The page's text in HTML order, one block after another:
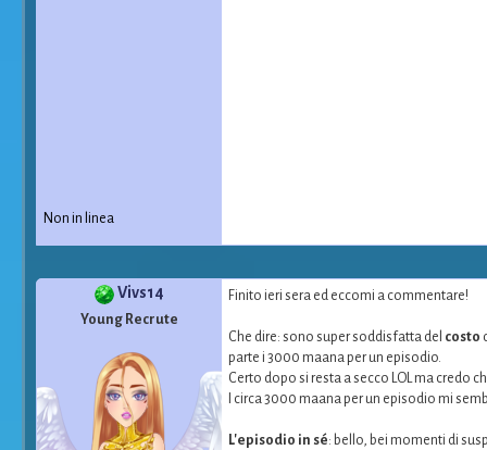
Non in linea
Vivs14
Young Recrute
Finito ieri sera ed eccomi a commentare!
Che dire: sono super soddisfatta del costo
parte i 3000 maana per un episodio.
Certo dopo si resta a secco LOL ma credo
I circa 3000 maana per un episodio mi
L'episodio in sé: bello, bei momenti di